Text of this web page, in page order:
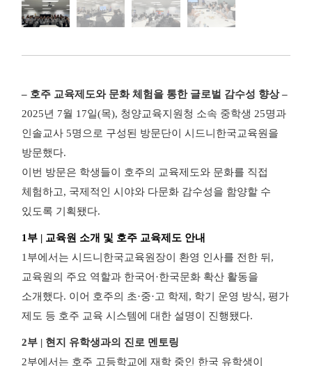
– 호주 교육제도와 문화 체험을 통한 글로벌 감수성 향상 –
2025년 7월 17일(목), 청양교육지원청 소속 중학생 25명과
인솔교사 5명으로 구성된 방문단이 시드니한국교육원을
방문했다.
이번 방문은 학생들이 호주의 교육제도와 문화를 직접
체험하고, 국제적인 시야와 다문화 감수성을 함양할 수
있도록 기획됐다.
1부 | 교육원 소개 및 호주 교육제도 안내
1부에서는 시드니한국교육원장이 환영 인사를 전한 뒤,
교육원의 주요 역할과 한국어·한국문화 확산 활동을
소개했다. 이어 호주의 초·중·고 학제, 학기 운영 방식, 평가
제도 등 호주 교육 시스템에 대한 설명이 진행됐다.
2부 | 현지 유학생과의 진로 멘토링
2부에서는 호주 고등학교에 재학 중인 한국 유학생이